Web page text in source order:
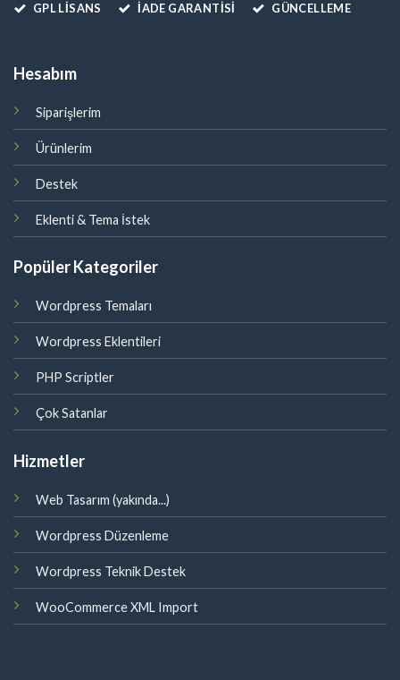
GPL LISANS İADE GARANTİSİ GÜNCELLEME
Hesabım
Siparişlerim
Ürünlerim
Destek
Eklenti & Tema İstek
Popüler Kategoriler
Wordpress Temaları
Wordpress Eklentileri
PHP Scriptler
Çok Satanlar
Hizmetler
Web Tasarım (yakında...)
Wordpress Düzenleme
Wordpress Teknik Destek
WooCommerce XML Import